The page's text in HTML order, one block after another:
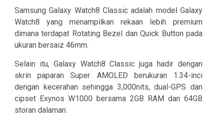
Samsung Galaxy Watch8 Classic adalah model Galaxy
Watch8 yang menampilkan rekaan lebih premium
dimana terdapat Rotating Bezel dan Quick Button pada
ukuran bersaiz 46mm.
Selain itu, Galaxy Watch8 Classic juga hadir dengan
skrin paparan Super AMOLED berukuran 1.34-inci
dengan kecerahan sehingga 3,000nits, dual-GPS dan
cipset Exynos W1000 bersama 2GB RAM dan 64GB
storan dalaman.